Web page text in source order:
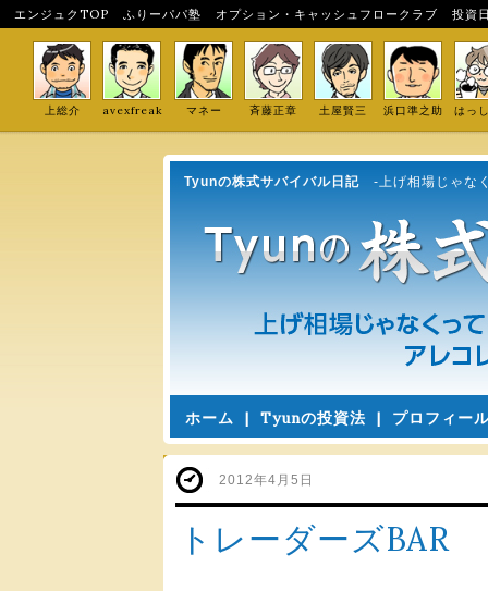
エンジュクTOP ふりーパパ塾 オプション・キャッシュフロークラブ 投資
上総介 avexfreak マネー 斉藤正章 土屋賢三 浜口準之助 はっ
Tyunの株式サバイバル日記 -上げ相場じゃな
ホーム | Tyunの投資法 | プロフィー
2012年4月5日
トレーダーズBAR